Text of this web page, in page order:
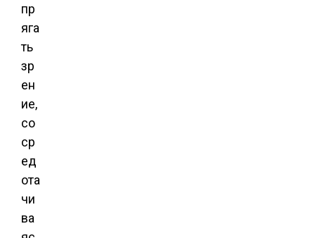
пр
яга
ть
зр
ен
ие,
со
ср
ед
ота
чи
ва